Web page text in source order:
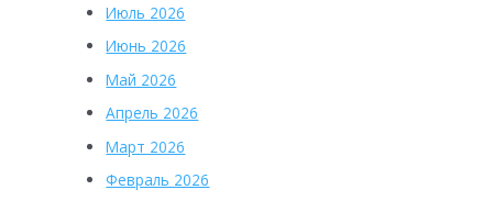
Июль 2026
Июнь 2026
Май 2026
Апрель 2026
Март 2026
Февраль 2026